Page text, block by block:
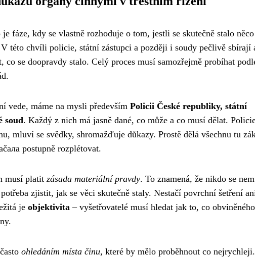
je fáze, kdy se vlastně rozhoduje o tom, jestli se skutečně stalo něco
této chvíli policie, státní zástupci a později i soudy pečlivě sbírají
co se doopravdy stalo. Celý proces musí samozřejmě probíhat
vede, máme na mysli především Policii České republiky, státní
soud. Každý z nich má jasně dané, co může a co musí dělat.
mluví se svědky, shromažďuje důkazy. Prostě dělá všechnu tu
postupně rozplétovat.
musí platit zásada materiální pravdy. To znamená, že nikdo se
zjistit, jak se věci skutečně staly. Nestačí povrchní šetření
je objektivita – vyšetřovatelé musí hledat jak to, co obviněného
ohledáním místa činu, které by mělo proběhnout co